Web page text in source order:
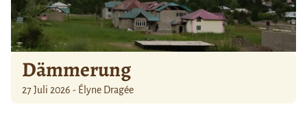
Dämmerung
27 Juli 2026 - Élyne Dragée